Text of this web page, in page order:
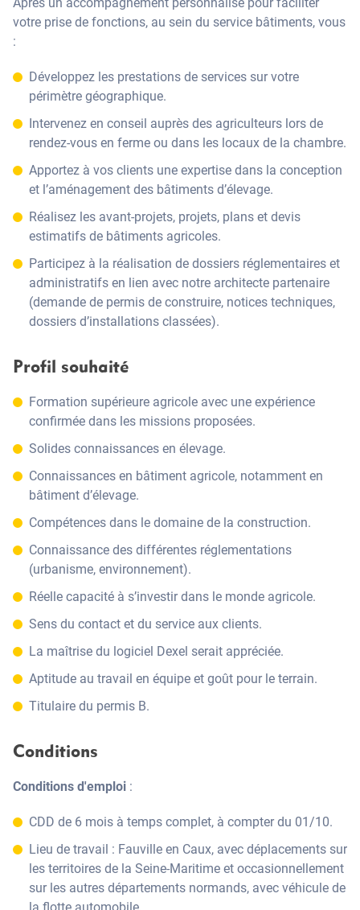
votre prise de fonctions, au sein du service bâtiments, vous
:
Développez les prestations de services sur votre
périmètre géographique.
Intervenez en conseil auprès des agriculteurs lors de
rendez-vous en ferme ou dans les locaux de la chambre.
Apportez à vos clients une expertise dans la conception
et l’aménagement des bâtiments d’élevage.
Réalisez les avant-projets, projets, plans et devis
estimatifs de bâtiments agricoles.
Participez à la réalisation de dossiers réglementaires et
administratifs en lien avec notre architecte partenaire
(demande de permis de construire, notices techniques,
dossiers d’installations classées).
Profil souhaité
Formation supérieure agricole avec une expérience
confirmée dans les missions proposées.
Solides connaissances en élevage.
Connaissances en bâtiment agricole, notamment en
bâtiment d’élevage.
Compétences dans le domaine de la construction.
Connaissance des différentes réglementations
(urbanisme, environnement).
Réelle capacité à s’investir dans le monde agricole.
Sens du contact et du service aux clients.
La maîtrise du logiciel Dexel serait appréciée.
Aptitude au travail en équipe et goût pour le terrain.
Titulaire du permis B.
Conditions
Conditions d'emploi :
CDD de 6 mois à temps complet, à compter du 01/10.
Lieu de travail : Fauville en Caux, avec déplacements sur
les territoires de la Seine-Maritime et occasionnellement
sur les autres départements normands, avec véhicule de